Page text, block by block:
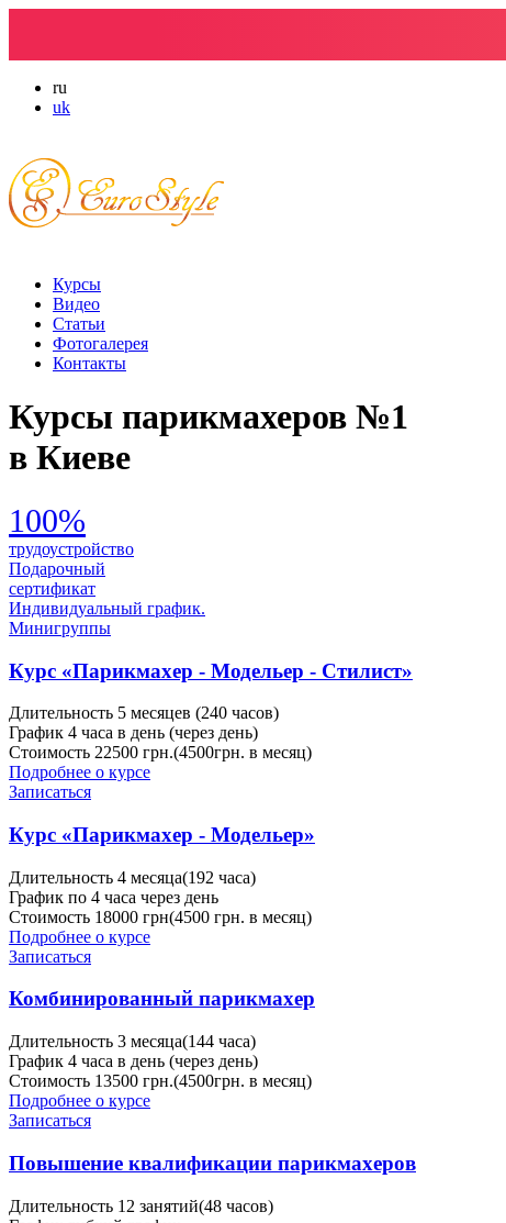
ru
uk
Курсы
Видео
Статьи
Фотогалерея
Контакты
Курсы парикмахеров №1
в Киеве
100%
трудоустройство
Подарочный
сертификат
Индивидуальный график.
Минигруппы
Курс «Парикмахер - Модельер - Стилист»
Длительность 5 месяцев (240 часов)
График 4 часа в день (через день)
Стоимость 22500 грн.(4500грн. в месяц)
Подробнее о курсе
Записаться
Курс «Парикмахер - Модельер»
Длительность 4 месяца(192 часа)
График по 4 часа через день
Стоимость 18000 грн(4500 грн. в месяц)
Подробнее о курсе
Записаться
Комбинированный парикмахер
Длительность 3 месяца(144 часа)
График 4 часа в день (через день)
Стоимость 13500 грн.(4500грн. в месяц)
Подробнее о курсе
Записаться
Повышение квалификации парикмахеров
Длительность 12 занятий(48 часов)